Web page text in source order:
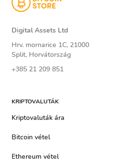
Digital Assets Ltd
Hrv. mornarice 1C, 21000
Split, Horvátország
+385 21 209 851
KRIPTOVALUTÁK
Kriptovaluták ára
Bitcoin vétel
Ethereum vétel